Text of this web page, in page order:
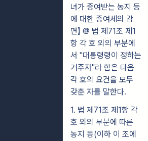
녀가 증여받는 농지 등
에 대한 증여세의 감
면】 @ 법 제71조 제1
항 각 호 외의 부분에
서 "대통령령이 정하는
거주자"라 함은 다음
각 호의 요건을 모두
갖춘 자를 말한다.
1. 법 제71조 제1항 각
호 외의 부분에 따른
농지 등(이하 이 조에